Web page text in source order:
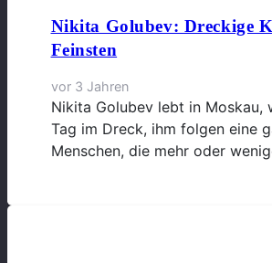
Nikita Golubev: Dreckige
Feinsten
vor 3 Jahren
Nikita Golubev lebt in Moskau,
Tag im Dreck, ihm folgen eine
Menschen, die mehr oder